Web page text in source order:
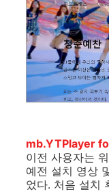
mb.YTPlayer
이전 사용자는
예전 설치 영상
었다. 처음 설치